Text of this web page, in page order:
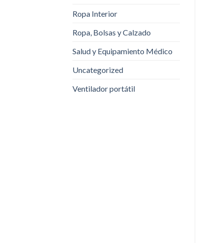
Ropa Interior
Ropa, Bolsas y Calzado
Salud y Equipamiento Médico
Uncategorized
Ventilador portátil